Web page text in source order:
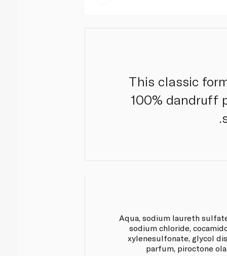
This classic
100% dandruff
Aqua, sodium laureth
sodium chloride,
xylenesulfonate, glycol
parfum, piroctone